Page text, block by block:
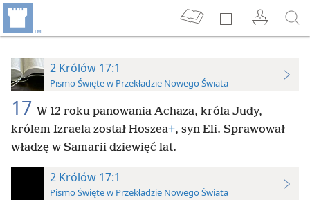
2 Królów 17:1
Pismo Święte w Przekładzie Nowego Świata
17 W 12 roku panowania Achaza, króla Judy,
królem Izraela został Hoszea+, syn Eli. Sprawował
władzę w Samarii dziewięć lat.
2 Królów 17:1
Pismo Święte w Przekładzie Nowego Świata